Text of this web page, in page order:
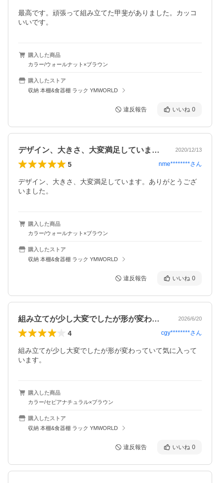
最高です。頑張って組み立てた甲斐がありました。カッコ
いいです。
購入した商品
カラー/ウォールナット×ブラウン
購入したストア
収納 本棚&食器棚 ラック YMWORLD
違反報告 いいね 0
デザイン、大きさ、大変満足しています。… 2020/12/13
5 nme********さん
デザイン、大きさ、大変満足しています。ありがとうござ
いました。
購入した商品
カラー/ウォールナット×ブラウン
購入したストア
収納 本棚&食器棚 ラック YMWORLD
違反報告 いいね 0
組み立てが少し大変でしたが形が変わって… 2026/6/20
4 cgy********さん
組み立てが少し大変でしたが形が変わっていて気に入って
います。
購入した商品
カラー/セピアナチュラル×ブラウン
購入したストア
収納 本棚&食器棚 ラック YMWORLD
違反報告 いいね 0